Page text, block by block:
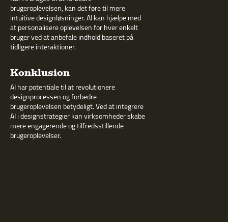
brugeroplevelsen, kan det føre til mere
intuitive designløsninger. AI kan hjælpe med
at personalisere oplevelsen for hver enkelt
bruger ved at anbefale indhold baseret på
tidligere interaktioner.
Konklusion
AI har potentiale til at revolutionere
designprocessen og forbedre
brugeroplevelsen betydeligt. Ved at integrere
AI i designstrategier kan virksomheder skabe
mere engagerende og tilfredsstillende
brugeroplevelser.